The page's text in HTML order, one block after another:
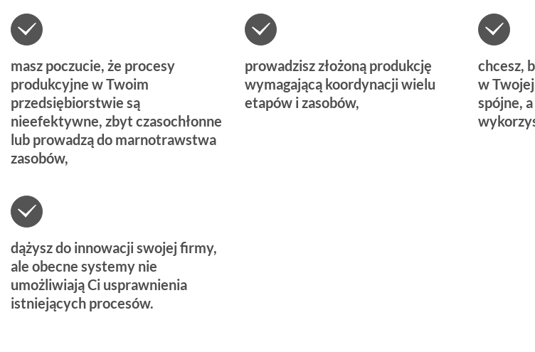
masz poczucie, że procesy
produkcyjne w Twoim
przedsiębiorstwie są
nieefektywne, zbyt czasochłonne
lub prowadzą do marnotrawstwa
zasobów,
prowadzisz złożoną produkcję
wymagającą koordynacji wielu
etapów i zasobów,
chcesz,
w
spójne,
dążysz do innowacji swojej firmy,
ale obecne systemy nie
umożliwiają Ci usprawnienia
istniejących procesów.